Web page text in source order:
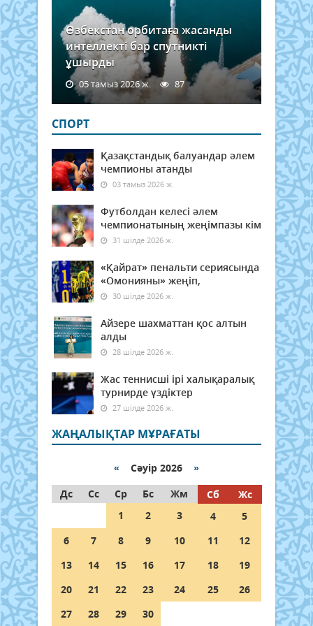
Өзбекстан орбитаға жасанды
интеллекті бар спутникті
ұшырды
05 тамыз 2026 ж. 87
СПОРТ
Қазақстандық балуандар әлем
чемпионы атанды
03 тамыз 2026 ж.
Футболдан келесі әлем
чемпионатының жеңімпазы кім
31 шілде 2026 ж.
«Қайрат» пенальти сериясында
«Омонияны» жеңіп,
30 шілде 2026 ж.
Айзере шахматтан қос алтын
алды
28 шілде 2026 ж.
Жас теннисші ірі халықаралық
турнирде үздіктер
27 шілде 2026 ж.
ЖАҢАЛЫҚТАР МҰРАҒАТЫ
« Сәуір 2026 »
Дс
Сс Ср Бс Жм Сб
Жс
1
2 3 4
5
6
7 8 9 10 11
12
13
14 15 16 17 18
19
20
21 22 23 24 25
26
27
28 29 30